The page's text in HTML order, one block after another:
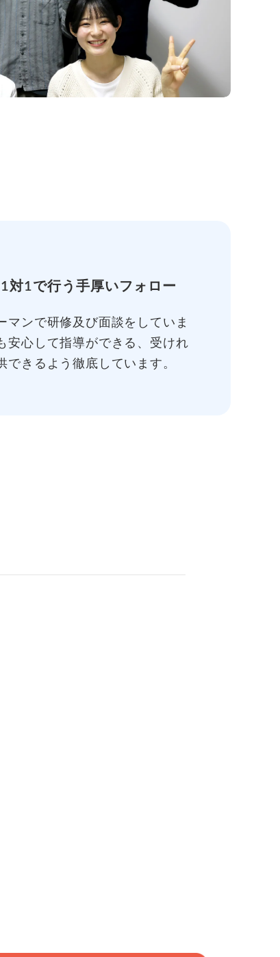
対1で行う手厚いフォロー
マンで研修及び面談をしていま
安心して指導ができる、受けれ
きるよう徹底しています。